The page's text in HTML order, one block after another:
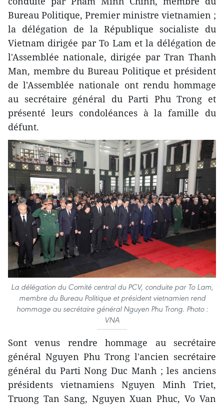
Bureau Politique, Premier ministre vietnamien ;
la délégation de la République socialiste du
Vietnam dirigée par To Lam et la délégation de
l'Assemblée nationale, dirigée par Tran Thanh
Man, membre du Bureau Politique et président
de l'Assemblée nationale ont rendu hommage
au secrétaire général du Parti Phu Trong et
présenté leurs condoléances à la famille du
défunt.
La délégation du Comité central du PCV, conduite par To Lam,
membre du Bureau Politique et président vietnamien rend
hommage au secrétaire général Nguyen Phu Trong. Photo :
VNA
Sont venus rendre hommage au secrétaire
général Nguyen Phu Trong l'ancien secrétaire
général du Parti Nong Duc Manh ; les anciens
présidents vietnamiens Nguyen Minh Triet,
Truong Tan Sang, Nguyen Xuan Phuc, Vo Van